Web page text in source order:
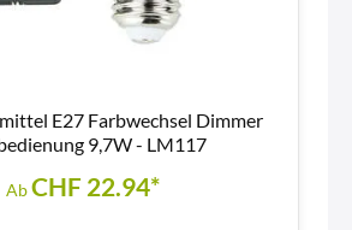
E27 Farbwechsel Dimmer
9,7W - LM117
AbCHF 22.94*